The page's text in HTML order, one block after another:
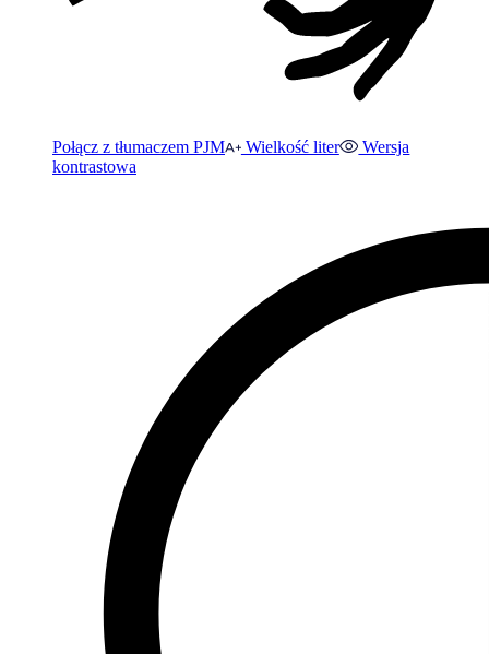
Połącz z tłumaczem PJM Wielkość liter
Wersja
kontrastowa